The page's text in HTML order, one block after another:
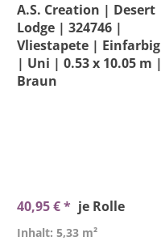
A.S. Creation | Desert
Lodge | 324746 |
Vliestapete | Einfarbig
| Uni | 0.53 x 10.05 m |
Braun
40,95 € * je Rolle
Inhalt: 5,33 m²